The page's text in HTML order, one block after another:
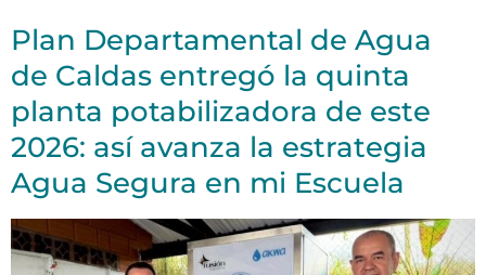
Plan Departamental de Agua
de Caldas entregó la quinta
planta potabilizadora de este
2026: así avanza la estrategia
Agua Segura en mi Escuela